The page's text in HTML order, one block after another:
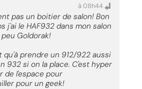
à 08h44
pas un boitier de salon! Bon
j'ai le HAF932 dans mon salon
Goldorak!
prendre un 912/922 aussi
932 si on la place. C'est hyper
de l'espace pour
pour un geek!